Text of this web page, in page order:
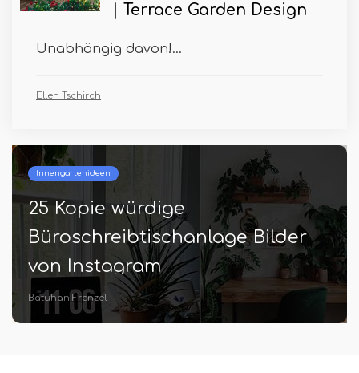
| Terrace Garden Design
Unabhängig davon!...
Ellen Tschirch
Beste und oberste Gartenarbeit
17 BALKONY HOMESESTEADING
IDEEDEN SELBSEN SICHERHEIT
Hannes Sauer